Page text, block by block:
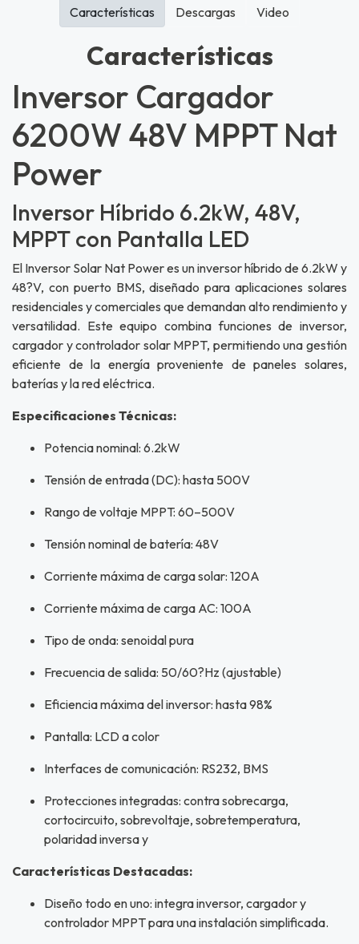
Características
Inversor Cargador
6200W 48V MPPT Nat
Power
Inversor Híbrido 6.2kW, 48V,
MPPT con Pantalla LED
El Inversor Solar Nat Power es un inversor híbrido de 6.2kW y
48?V, con puerto BMS, diseñado para aplicaciones solares
residenciales y comerciales que demandan alto rendimiento y
versatilidad. Este equipo combina funciones de inversor,
cargador y controlador solar MPPT, permitiendo una gestión
eficiente de la energía proveniente de paneles solares,
baterías y la red eléctrica.
Especificaciones Técnicas:
Potencia nominal: 6.2kW
Tensión de entrada (DC): hasta 500V
Rango de voltaje MPPT: 60–500V
Tensión nominal de batería: 48V
Corriente máxima de carga solar: 120A
Corriente máxima de carga AC: 100A
Tipo de onda: senoidal pura
Frecuencia de salida: 50/60?Hz (ajustable)
Eficiencia máxima del inversor: hasta 98%
Pantalla: LCD a color
Interfaces de comunicación: RS232, BMS
Protecciones integradas: contra sobrecarga,
cortocircuito, sobrevoltaje, sobretemperatura,
polaridad inversa y
Características Destacadas:
Diseño todo en uno: integra inversor, cargador y
controlador MPPT para una instalación simplificada.
Características Descargas Video